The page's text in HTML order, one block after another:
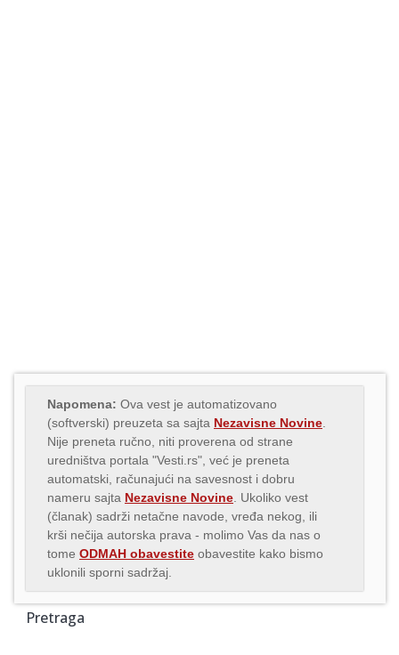
Napomena: Ova vest je automatizovano
(softverski) preuzeta sa sajta Nezavisne Novine
Nije preneta ručno, niti proverena od strane
uredništva portala "Vesti.rs", već je preneta
automatski, računajući na savesnost i dobru
nameru sajta Nezavisne Novine . Ukoliko vest
(članak) sadrži netačne navode, vređa nekog, ili
krši nečija autorska prava - molimo Vas da nas o
tome ODMAH obavestite obavestite kako bismo
uklonili sporni sadržaj.
Pretraga